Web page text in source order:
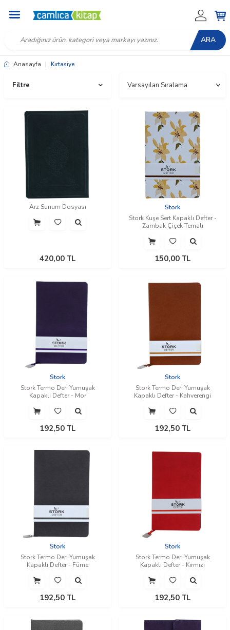
ARA
Anasayfa | Kırtasiye
Filtre
Arz Sunum Dosyası
420,00 TL
Stork
Stork Kuşe Sert Kapaklı Defter -
Zambak Çiçek Temalı
150,00 TL
Stork
Stork Termo Deri Yumuşak
Kapaklı Defter - Mor
192,50 TL
Stork
Stork Termo Deri Yumuşak
Kapaklı Defter - Kahverengi
192,50 TL
Stork
Stork Termo Deri Yumuşak
Kapaklı Defter - Füme
192,50 TL
Stork
Stork Termo Deri Yumuşak
Kapaklı Defter - Kırmızı
192,50 TL